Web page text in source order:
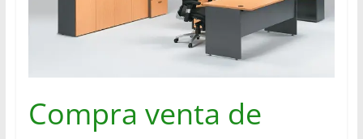
Compra venta de